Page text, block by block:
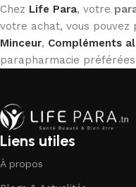
Chez Life Para, votre
votre achat, vous pouvez
Minceur, Compléments
parapharmacie
Liens utiles
À propos